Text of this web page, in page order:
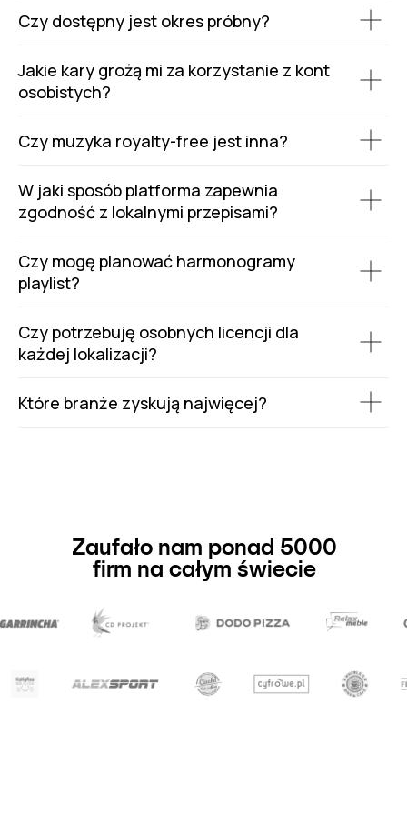
Czy dostępny jest okres próbny?
Jakie kary grożą mi za korzystanie z kont
osobistych?
Czy muzyka royalty-free jest inna?
W jaki sposób platforma zapewnia
zgodność z lokalnymi przepisami?
Czy mogę planować harmonogramy
playlist?
Czy potrzebuję osobnych licencji dla
każdej lokalizacji?
Które branże zyskują najwięcej?
Zaufało nam ponad 5000
firm na całym świecie